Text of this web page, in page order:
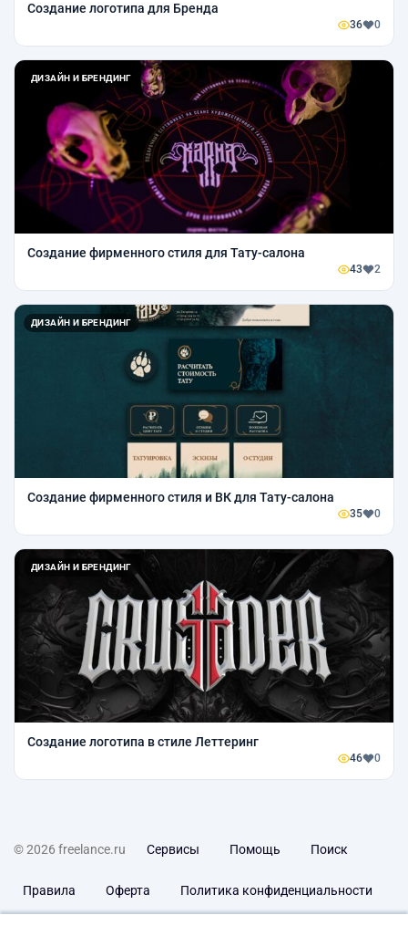
Создание логотипа для Бренда
36 0
ДИЗАЙН И БРЕНДИНГ
Создание фирменного стиля для Тату-салона
43 2
ДИЗАЙН И БРЕНДИНГ
Создание фирменного стиля и ВК для Тату-салона
35 0
ДИЗАЙН И БРЕНДИНГ
Создание логотипа в стиле Леттеринг
46 0
© 2026 freelance.ru Сервисы Помощь Поиск
Правила Оферта Политика конфиденциальности